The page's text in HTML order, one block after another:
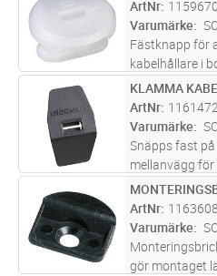
kablarna från
ArtNr 1159670
Varumärke
Fästknapp för
kabelhållare i
ST Lägg
KLAMMA
ArtNr
Varumärke
Snäpps fast
mellanvägg
stark- resp
FCD-NP.
ST Lägg
ArtNr 1163608
Varumärke
gör montaget